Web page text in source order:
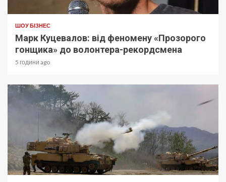
ШОУ БІЗНЕС
Марк Куцевалов: від феномену «Прозорого
гонщика» до волонтера-рекордсмена
5 години ago